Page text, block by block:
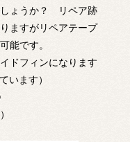
しょうか？ リペア跡
ますがリペアテープ
能です。
ドフィンになります
います）